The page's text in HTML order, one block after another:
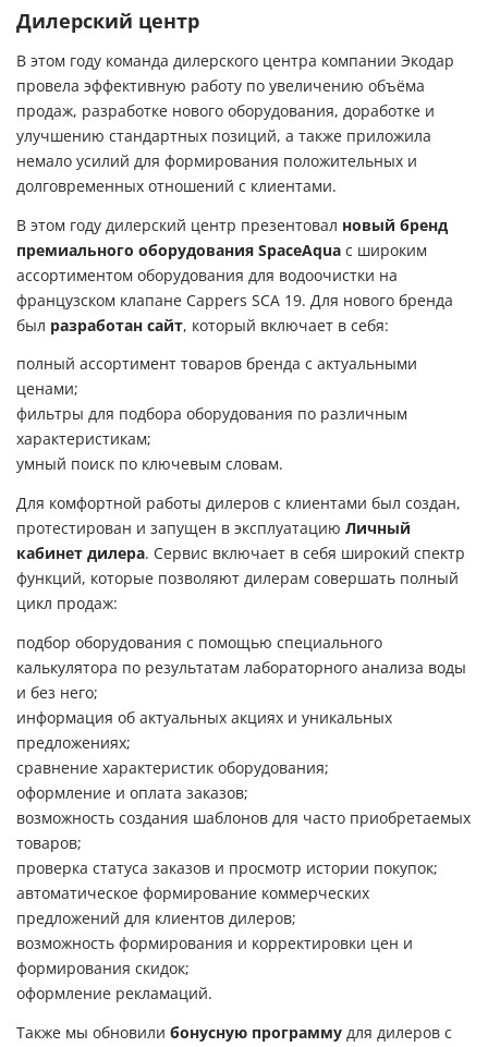
Дилерский центр
В этом году команда дилерского центра компании Экодар
провела эффективную работу по увеличению объёма
продаж, разработке нового оборудования, доработке и
улучшению стандартных позиций, а также приложила
немало усилий для формирования положительных и
долговременных отношений с клиентами.
В этом году дилерский центр презентовал новый бренд
премиального оборудования SpaceAqua с широким
ассортиментом оборудования для водоочистки на
французском клапане Cappers SCA 19. Для нового бренда
был разработан сайт, который включает в себя:
полный ассортимент товаров бренда с актуальными
ценами;
фильтры для подбора оборудования по различным
характеристикам;
умный поиск по ключевым словам.
Для комфортной работы дилеров с клиентами был создан,
протестирован и запущен в эксплуатацию Личный
кабинет дилера. Сервис включает в себя широкий спектр
функций, которые позволяют дилерам совершать полный
цикл продаж:
подбор оборудования с помощью специального
калькулятора по результатам лабораторного анализа воды
и без него;
информация об актуальных акциях и уникальных
предложениях;
сравнение характеристик оборудования;
оформление и оплата заказов;
возможность создания шаблонов для часто приобретаемых
товаров;
проверка статуса заказов и просмотр истории покупок;
автоматическое формирование коммерческих
предложений для клиентов дилеров;
возможность формирования и корректировки цен и
формирования скидок;
оформление рекламаций.
Также мы обновили бонусную программу для дилеров с